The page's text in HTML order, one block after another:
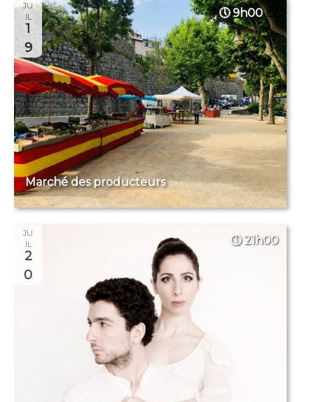
JU
IL
1
9
9h00
Marché des producteurs
JU
IL
2
0
21h00